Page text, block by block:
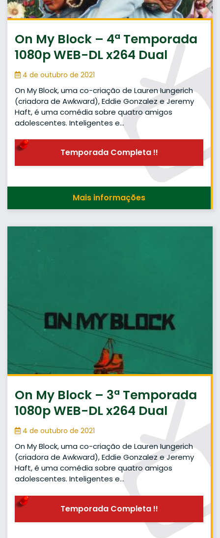
On My Block – 4ª Temporada
1080p WEB-DL x264 Dual
4 de outubro de 2021
On My Block, uma co-criação de Lauren Iungerich
(criadora de Awkward), Eddie Gonzalez e Jeremy
Haft, é uma comédia sobre quatro amigos
adolescentes. Inteligentes e…
Temporada Completa !!
Mais informações
On My Block – 3ª Temporada
1080p WEB-DL x264 Dual
4 de outubro de 2021
On My Block, uma co-criação de Lauren Iungerich
(criadora de Awkward), Eddie Gonzalez e Jeremy
Haft, é uma comédia sobre quatro amigos
adolescentes. Inteligentes e…
Temporada Completa !!